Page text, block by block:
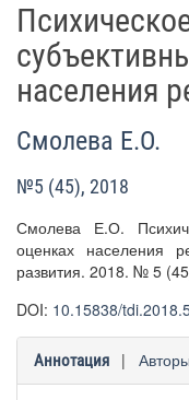
населения
Смолева Е.О.
№5 (45), 2018
Смолева Е.О.
оценках населения
развития. 2018. № 5
DOI: 10.15838/
Аннотация | Авторы